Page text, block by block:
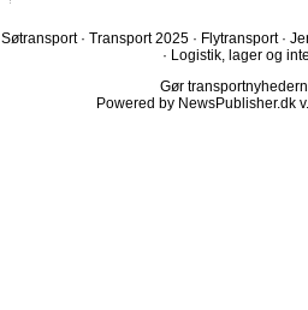
Søtransport · Transport 2025 · Flytransport ·
· Logistik, lager og
Gør
Powered by NewsPublisher.dk